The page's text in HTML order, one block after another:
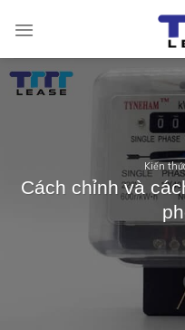
Kiến
Cách chỉnh và